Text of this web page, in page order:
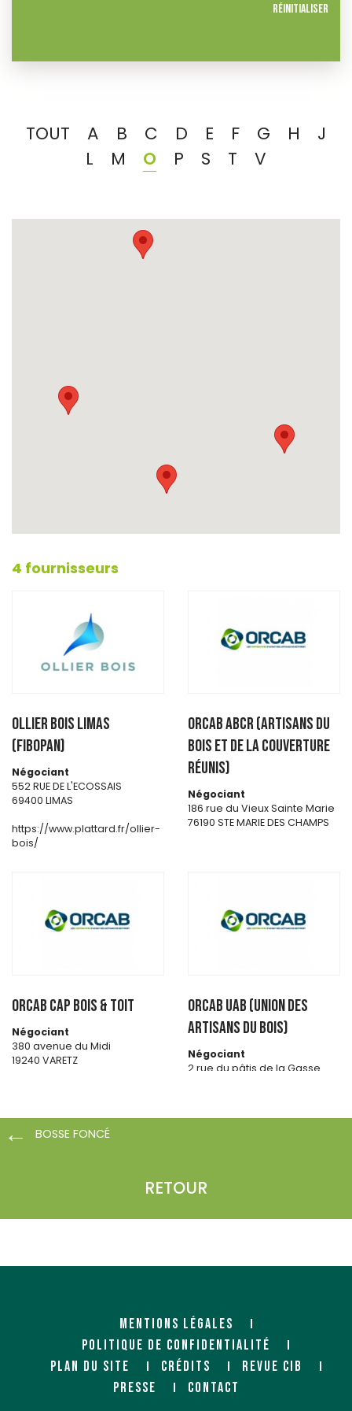
Réinitialiser
TOUT A B C D E F G H
J
L
M O P S T V
4 fournisseurs
OLLIER BOIS LIMAS
(FIBOPAN)
Négociant
552 RUE DE L'ECOSSAIS
69400 LIMAS
https://www.plattard.fr/ollier-
bois/
ORCAB ABCR (Artisans du
Bois et de la Couverture
Réunis)
Négociant
186 rue du Vieux Sainte Marie
76190 STE MARIE DES CHAMPS
ORCAB CAP BOIS & TOIT
Négociant
380 avenue du Midi
19240 VARETZ
ORCAB UAB (Union des
artisans du bois)
Négociant
2 rue du pâtis de la Gasse
BOSSE FONCÉ
RETOUR
MENTIONS LÉGALES
POLITIQUE DE CONFIDENTIALITÉ
PLAN DU SITE
CRÉDITS
REVUE CIB
PRESSE
CONTACT